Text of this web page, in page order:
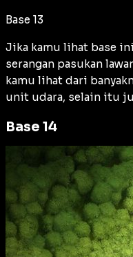
Base 13
Jika kamu lihat base
serangan pasukan
kamu lihat dari
unit udara, selain itu
Base 14